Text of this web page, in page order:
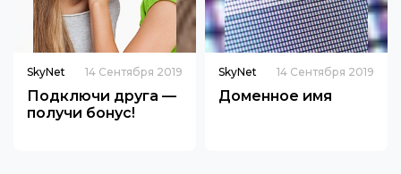
SkyNet 14 Сентября 2019
Подключи друга —
получи бонус!
SkyNet 14 Сентября 2019
Доменное имя